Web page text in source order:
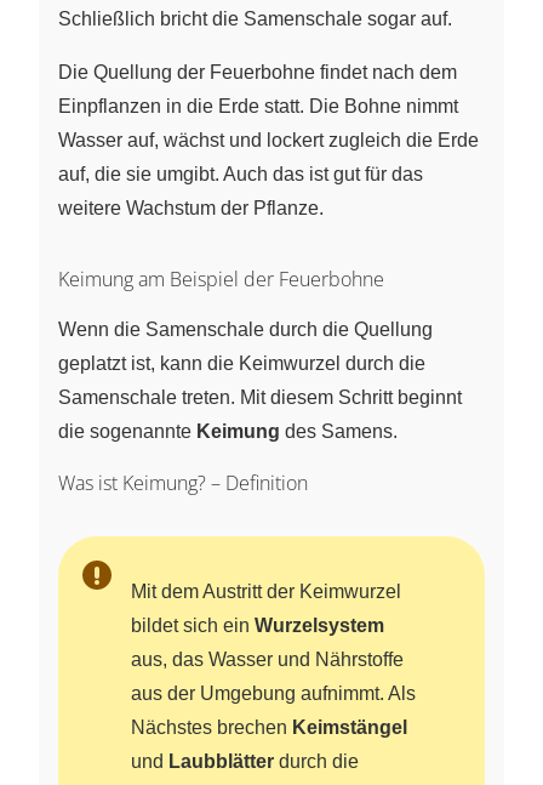
Schließlich bricht die Samenschale sogar auf.
Die Quellung der Feuerbohne findet nach dem
Einpflanzen in die Erde statt. Die Bohne nimmt
Wasser auf, wächst und lockert zugleich die Erde
auf, die sie umgibt. Auch das ist gut für das
weitere Wachstum der Pflanze.
Keimung am Beispiel der Feuerbohne
Wenn die Samenschale durch die Quellung
geplatzt ist, kann die Keimwurzel durch die
Samenschale treten. Mit diesem Schritt beginnt
die sogenannte Keimung des Samens.
Was ist Keimung? – Definition
Mit dem Austritt der Keimwurzel
bildet sich ein Wurzelsystem
aus, das Wasser und Nährstoffe
aus der Umgebung aufnimmt. Als
Nächstes brechen Keimstängel
und Laubblätter durch die